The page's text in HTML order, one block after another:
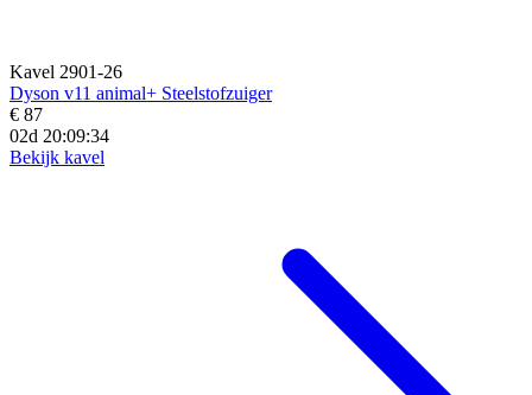
Kavel 2901-26
Dyson v11 animal+ Steelstofzuiger
€ 87
02d 20:09:33
Bekijk kavel